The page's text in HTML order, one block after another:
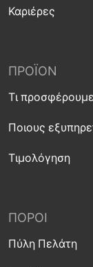
Καριέρες
ΠΡΟΪΌΝ
Τι προσφέρουμε
Ποιους
Τιμολόγηση
ΠΌΡΟΙ
Πύλη Πελάτη